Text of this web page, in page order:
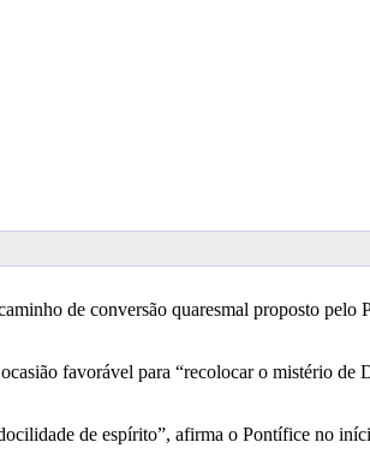
de conversão quaresmal proposto
favorável para “recolocar o mistério de
de espírito”, afirma o Pontífice no